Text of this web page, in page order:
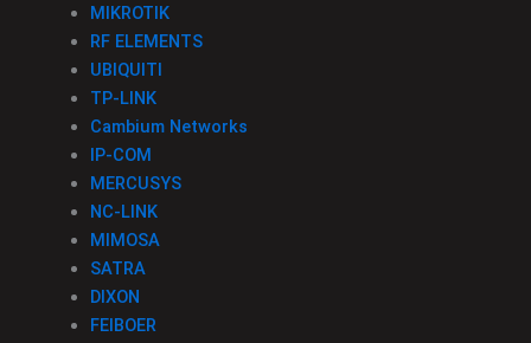
MIKROTIK
RF ELEMENTS
UBIQUITI
TP-LINK
Cambium Networks
IP-COM
MERCUSYS
NC-LINK
MIMOSA
SATRA
DIXON
FEIBOER